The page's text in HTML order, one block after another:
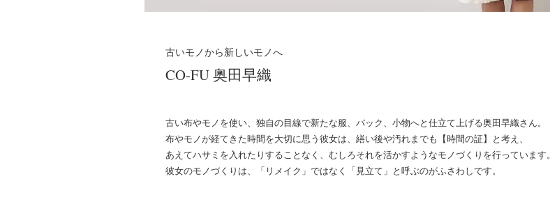
古いモノから新しいモノへ
CO-FU 奥田早織
古い布やモノを使い、独自の目線で新たな服、バック、小物へと仕立て上げる奥田早織さん。
布やモノが経てきた時間を大切に思う彼女は、繕い後や汚れまでも【時間の証】と考え、
あえてハサミを入れたりすることなく、むしろそれを活かすようなモノづくりを行っています。
彼女のモノづくりは、「リメイク」ではなく「見立て」と呼ぶのがふさわしです。